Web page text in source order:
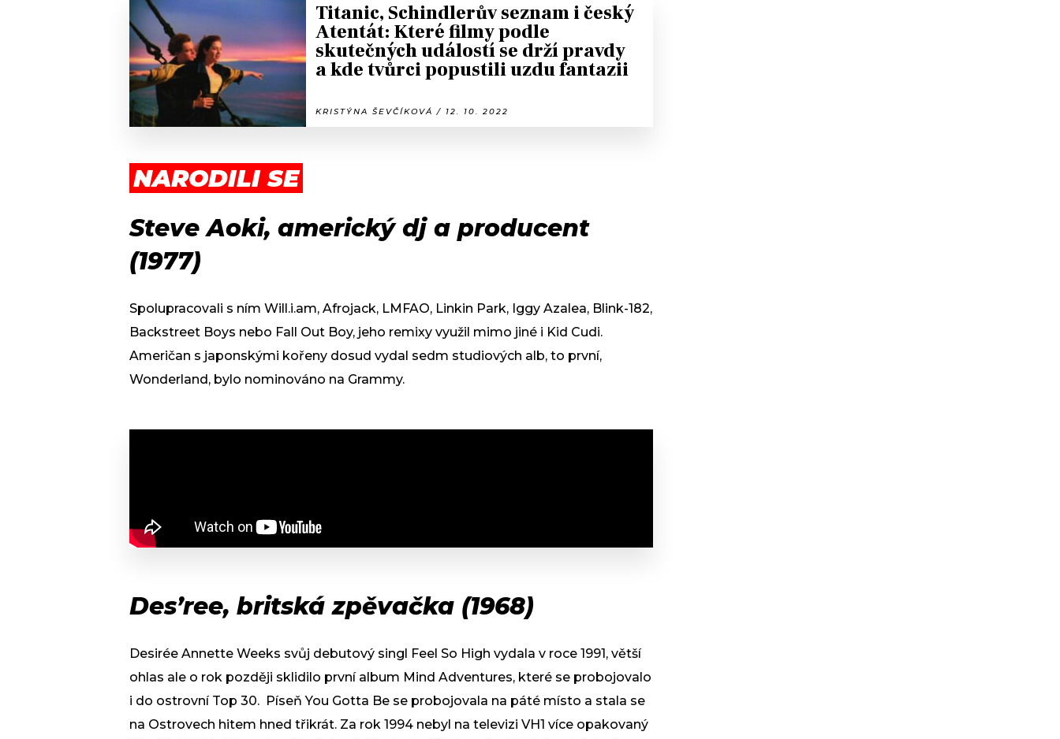
Titanic, Schindlerův seznam i český
Atentát: Které filmy podle
skutečných událostí se drží pravdy
a kde tvůrci popustili uzdu fantazii
KRISTÝNA ŠEVČÍKOVÁ / 12. 10. 2022
NARODILI SE
Steve Aoki, americký dj a producent
(1977)
Spolupracovali s ním Will.i.am, Afrojack, LMFAO, Linkin Park, Iggy Azalea, Blink-182,
Backstreet Boys nebo Fall Out Boy, jeho remixy využil mimo jiné i Kid Cudi.
Američan s japonskými kořeny dosud vydal sedm studiových alb, to první,
Wonderland, bylo nominováno na Grammy.
Des’ree, britská zpěvačka (1968)
Desirée Annette Weeks svůj debutový singl Feel So High vydala v roce 1991, větší
ohlas ale o rok později sklidilo první album Mind Adventures, které se probojovalo
i do ostrovní Top 30. Píseň You Gotta Be se probojovala na páté místo a stala se
na Ostrovech hitem hned třikrát. Za rok 1994 nebyl na televizi VH1 více opakovaný